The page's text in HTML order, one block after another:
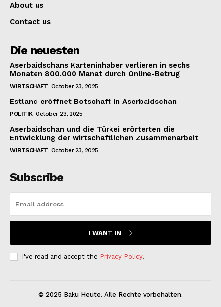
About us
Contact us
Die neuesten
Aserbaidschans Karteninhaber verlieren in sechs
Monaten 800.000 Manat durch Online-Betrug
WIRTSCHAFT October 23, 2025
Estland eröffnet Botschaft in Aserbaidschan
POLITIK October 23, 2025
Aserbaidschan und die Türkei erörterten die
Entwicklung der wirtschaftlichen Zusammenarbeit
WIRTSCHAFT October 23, 2025
Subscribe
I WANT IN
I've read and accept the Privacy Policy.
© 2025 Baku Heute. Alle Rechte vorbehalten.